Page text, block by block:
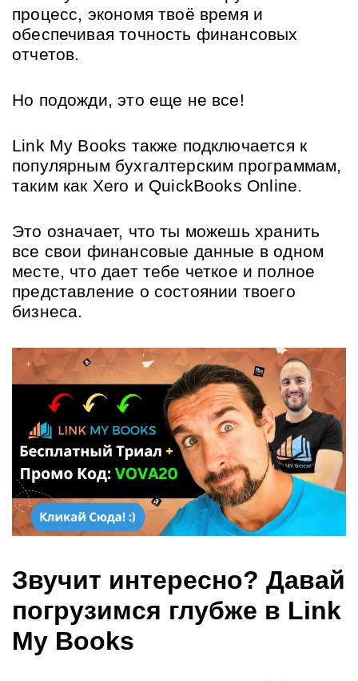
процесс, экономя твоё время и
обеспечивая точность финансовых
отчетов.
Но подожди, это еще не все!
Link My Books также подключается к
популярным бухгалтерским программам,
таким как Xero и QuickBooks Online.
Это означает, что ты можешь хранить
все свои финансовые данные в одном
месте, что дает тебе четкое и полное
представление о состоянии твоего
бизнеса.
Звучит интересно? Давай
погрузимся глубже в Link
My Books